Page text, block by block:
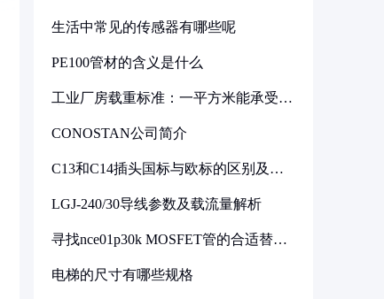
生活中常见的传感器有哪些呢
PE100管材的含义是什么
工业厂房载重标准：一平方米能承受多
CONOSTAN公司简介
C13和C14插头国标与欧标的区别及其
LGJ-240/30导线参数及载流量解析
寻找nce01p30k MOSFET管的合适替代
电梯的尺寸有哪些规格